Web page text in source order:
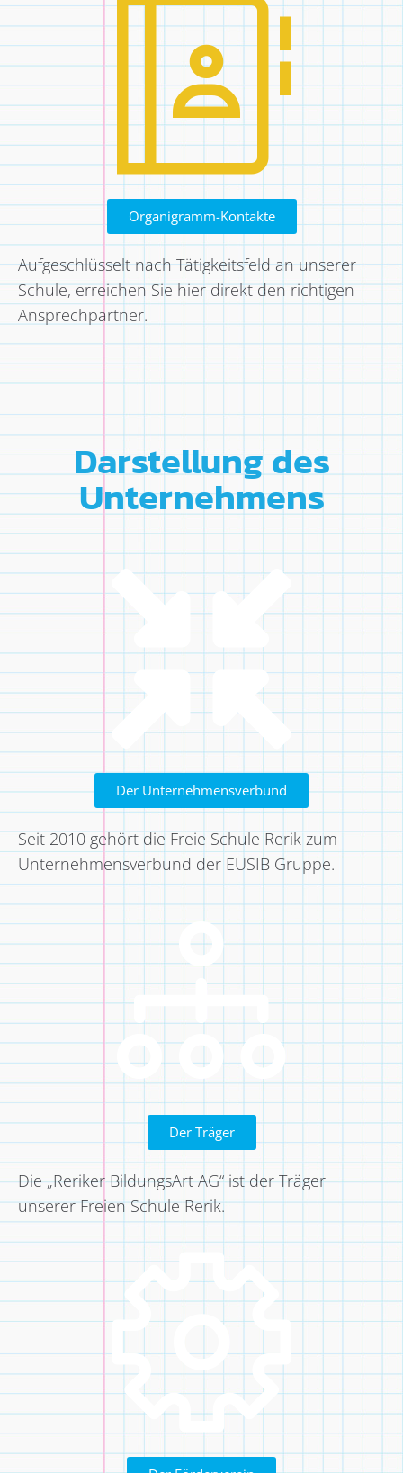
Organigramm-Kontakte
Aufgeschlüsselt nach Tätigkeitsfeld an unserer
Schule, erreichen Sie hier direkt den richtigen
Ansprechpartner.
Darstellung des
Unternehmens
Der Unternehmensverbund
Seit 2010 gehört die Freie Schule Rerik zum
Unternehmensverbund der EUSIB Gruppe.
Der Träger
Die „Reriker BildungsArt AG“ ist der Träger
unserer Freien Schule Rerik.